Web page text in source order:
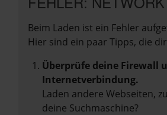
Beim Laden ist ein Fehler
Hier sind ein paar Tipps, die
Überprüfe deine Firewall
Internetverbindung.
Laden andere Webseiten,
deine Suchmaschine?